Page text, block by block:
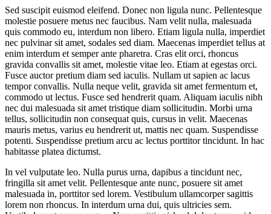
Sed suscipit euismod eleifend. Donec non ligula nunc. Pellentesque
molestie posuere metus nec faucibus. Nam velit nulla, malesuada
quis commodo eu, interdum non libero. Etiam ligula nulla, imperdiet
nec pulvinar sit amet, sodales sed diam. Maecenas imperdiet tellus at
enim interdum et semper ante pharetra. Cras elit orci, rhoncus
gravida convallis sit amet, molestie vitae leo. Etiam at egestas orci.
Fusce auctor pretium diam sed iaculis. Nullam ut sapien ac lacus
tempor convallis. Nulla neque velit, gravida sit amet fermentum et,
commodo ut lectus. Fusce sed hendrerit quam. Aliquam iaculis nibh
nec dui malesuada sit amet tristique diam sollicitudin. Morbi urna
tellus, sollicitudin non consequat quis, cursus in velit. Maecenas
mauris metus, varius eu hendrerit ut, mattis nec quam. Suspendisse
potenti. Suspendisse pretium arcu ac lectus porttitor tincidunt. In hac
habitasse platea dictumst.
In vel vulputate leo. Nulla purus urna, dapibus a tincidunt nec,
fringilla sit amet velit. Pellentesque ante nunc, posuere sit amet
malesuada in, porttitor sed lorem. Vestibulum ullamcorper sagittis
lorem non rhoncus. In interdum urna dui, quis ultricies sem.